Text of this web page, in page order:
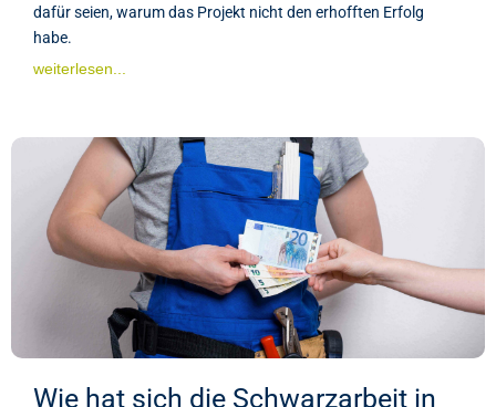
dafür seien, warum das Projekt nicht den erhofften Erfolg
habe.
weiterlesen...
Wie hat sich die Schwarzarbeit in